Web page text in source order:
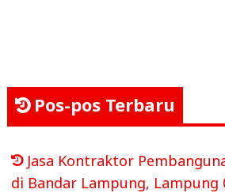
Pos-pos Terbaru
Jasa Kontraktor
di Bandar Lampung, Lampung